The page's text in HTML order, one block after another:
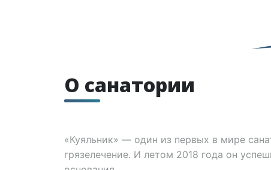
О санатории
«Куяльник» — один из первых в мире
грязелечение. И летом 2018 года он